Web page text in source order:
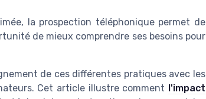
la prospection téléphonique permet de
de mieux comprendre ses besoins pour
de ces différentes pratiques avec les
Cet article illustre comment l'impact